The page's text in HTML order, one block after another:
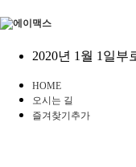
2020년 1월 1일
HOME
오시는 길
즐겨찾기추가